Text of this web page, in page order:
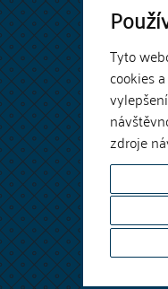
Tyto
cookies
zdroje